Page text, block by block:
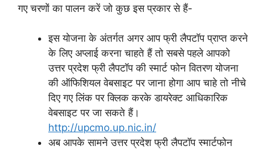
गए चरणों का पालन करें जो कुछ इस प्रकार से हैं-
इस योजना के अंतर्गत अगर आप फ्री लैपटॉप प्राप्त करने
के लिए अप्लाई करना चाहते हैं तो सबसे पहले आपको
उत्तर प्रदेश फ्री लैपटॉप की स्मार्ट फोन वितरण योजना
की ऑफिशियल वेबसाइट पर जाना होगा आप चाहे तो नीचे
दिए गए लिंक पर क्लिक करके डायरेक्ट आधिकारिक
वेबसाइट पर जा सकते हैं।
http://upcmo.up.nic.in/
अब आपके सामने उत्तर प्रदेश फ्री लैपटॉप स्मार्टफोन